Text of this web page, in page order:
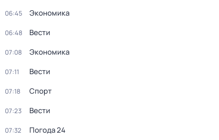
06:45 Экономика
06:48 Вести
07:08 Экономика
07:11 Вести
07:18 Спорт
07:23 Вести
07:32 Погода 24